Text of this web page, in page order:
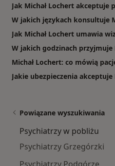
Jak Michał Lochert akceptuje
W jakich językach konsultuje
Jak Michał Lochert umawia
W jakich godzinach przyjmuje
Michał Lochert: co mówią
Jakie ubezpieczenia akceptuje
Powiązane wyszukiwania
Psychiatrzy w pobliżu
Psychiatrzy Grzegórzki
Psychiatrzy Podgórze